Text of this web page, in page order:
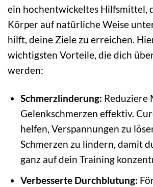
ein hochentwickeltes Hilfsmittel,
Körper auf natürliche Weise
hilft, deine Ziele zu erreichen.
wichtigsten Vorteile, die dich
werden:
Schmerzlinderung: Reduziere
Gelenkschmerzen effektiv.
helfen, Verspannungen zu
Schmerzen zu lindern, damit
ganz auf dein Training
Verbesserte Durchblutung: